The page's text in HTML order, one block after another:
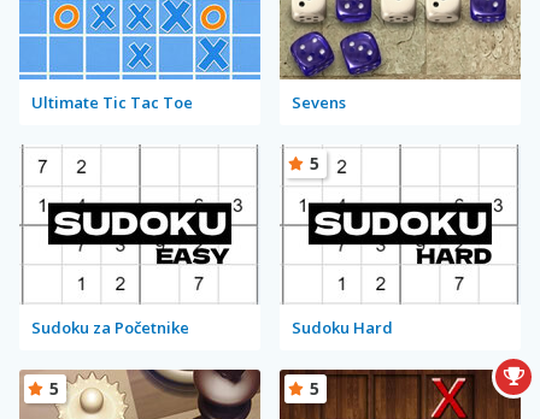
Ultimate Tic Tac Toe Sevens
Sudoku za Početnike Sudoku Hard
5
5 5